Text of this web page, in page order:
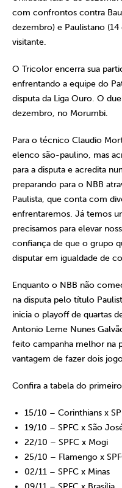
com confrontos contra
dezembro) e Paulistano
visitante.
O Tricolor encerra sua
enfrentando a equipe do
disputa da Liga Ouro. O
dezembro, no Morumbi.
Para o técnico Claudio
elenco são-paulino, mas
para a disputa e acredita
preparando para o NBB
Paulista, que conta com
enfrentaremos. Já temos
precisamos para elevar
confiança de que o grupo
disputar em igualdade de
Enquanto o NBB não
na disputa pelo título
inicia o playoff de quartas
Antonio Leme Nunes
feito campanha melhor na
vantagem de fazer dois
Confira a tabela do
15/10 – Corinthians x
19/10 – SPFC x São
22/10 – SPFC x Mogi
25/10 – Flamengo x
02/11 – SPFC x Minas